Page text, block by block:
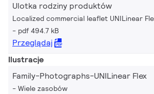
Ulotka rodziny produktów
Localized commercial leaflet UNILinear
pdf 494.7 kB
Przeglądaj
Ilustracje
Family-Photographs-UNILinear Flex
Wiele zasobów